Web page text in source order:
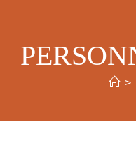
>